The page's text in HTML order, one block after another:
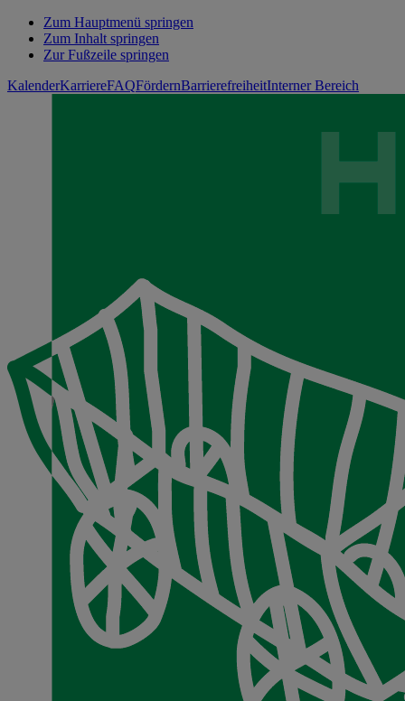
Zum Hauptmenü springen
Zum Inhalt springen
Zur Fußzeile springen
KalenderKarriereFAQFördernBarrierefreiheitInterner Bereich